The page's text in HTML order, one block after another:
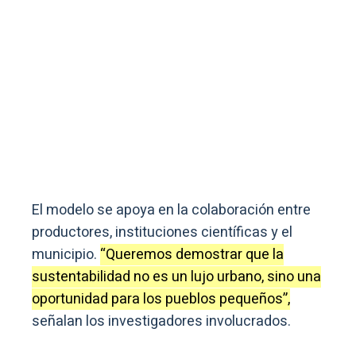
El modelo se apoya en la colaboración entre
productores, instituciones científicas y el
municipio. “Queremos demostrar que la
sustentabilidad no es un lujo urbano, sino una
oportunidad para los pueblos pequeños”,
señalan los investigadores involucrados.